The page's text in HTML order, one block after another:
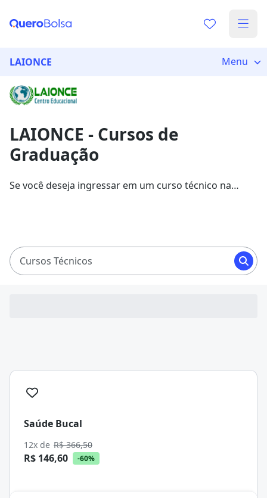
Vamos te guiar no caminho ideal para seus estudos
Sim, já sei
LAIONCE Menu
LAIONCE - Cursos de
Graduação
Se você deseja ingressar em um curso técnico na
Cursos Técnicos
Saúde Bucal
12x de R$ 366,50
R$ 146,60 -60%